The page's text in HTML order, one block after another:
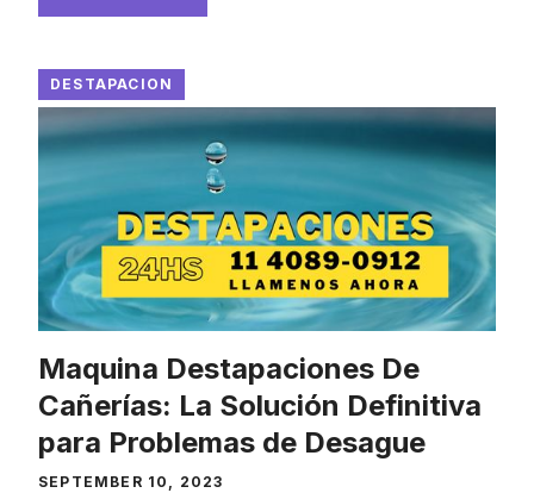
DESTAPACION
Maquina Destapaciones De
Cañerías: La Solución Definitiva
para Problemas de Desague
SEPTEMBER 10, 2023